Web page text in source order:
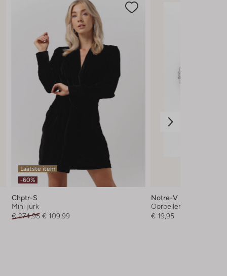
Laatste item
-60%
Chptr-S
Mini jurk
€ 274,95 € 109,99
Notre-V
Oorbellen
€ 19,95